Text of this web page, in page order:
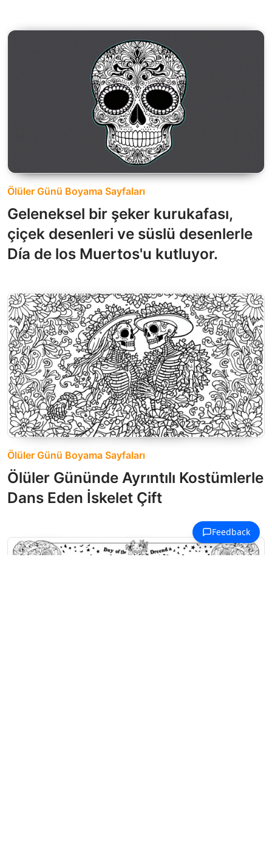
Ölüler Günü Boyama Sayfaları
Geleneksel bir şeker kurukafası,
çiçek desenleri ve süslü desenlerle
Día de los Muertos'u kutluyor.
Ölüler Günü Boyama Sayfaları
Ölüler Gününde Ayrıntılı Kostümlerle
Dans Eden İskelet Çift